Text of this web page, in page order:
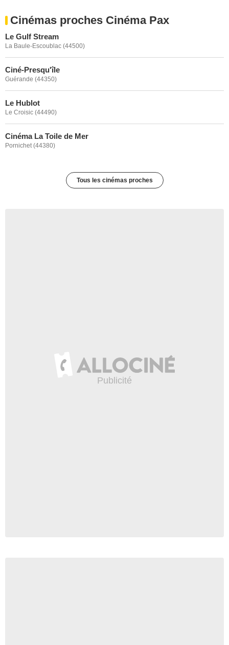
Cinémas proches Cinéma Pax
Le Gulf Stream
La Baule-Escoublac (44500)
Ciné-Presqu'île
Guérande (44350)
Le Hublot
Le Croisic (44490)
Cinéma La Toile de Mer
Pornichet (44380)
Tous les cinémas proches